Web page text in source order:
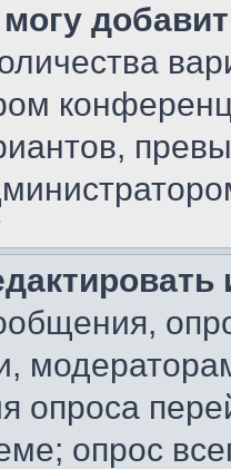
опроса
опрос